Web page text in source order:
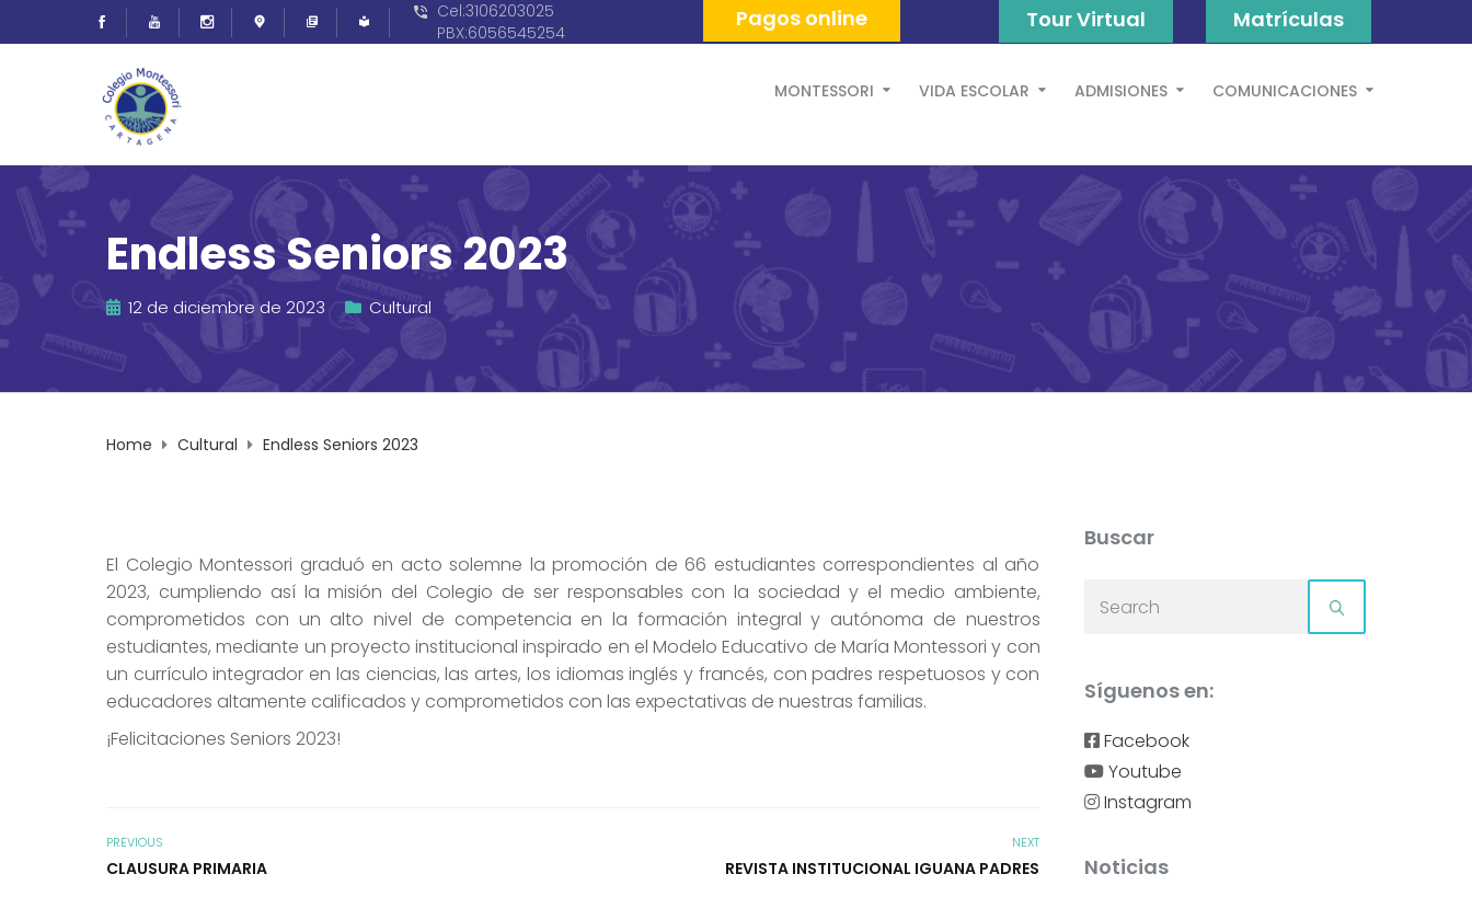
Cel:3106203025
PBX:6056545254
Pagos online Matrículas
Tour Virtual
MONTESSORI VIDA ESCOLAR ADMISIONES COMUNICACIONES
Endless Seniors 2023
12 de diciembre de 2023 Cultural
Home Cultural Endless Seniors 2023
El Colegio Montessori graduó en acto solemne la promoción de 66 estudiantes correspondientes al año
2023, cumpliendo así la misión del Colegio de ser responsables con la sociedad y el medio ambiente,
comprometidos con un alto nivel de competencia en la formación integral y autónoma de nuestros
estudiantes, mediante un proyecto institucional inspirado en el Modelo Educativo de María Montessori y con
un currículo integrador en las ciencias, las artes, los idiomas inglés y francés, con padres respetuosos y con
educadores altamente calificados y comprometidos con las expectativas de nuestras familias.
¡Felicitaciones Seniors 2023!
PREVIOUS
CLAUSURA PRIMARIA
NEXT
REVISTA INSTITUCIONAL IGUANA PADRES
Buscar
Síguenos en:
Facebook
Youtube
Instagram
Noticias